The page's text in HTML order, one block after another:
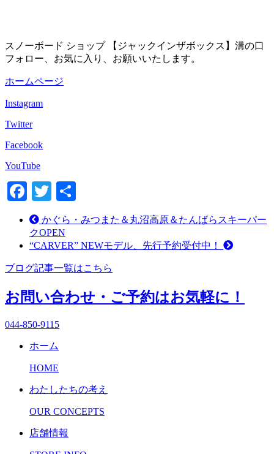
スノーボード ショップ 【ジャックインザボックス】溝の口
フォロー、お気に入り、お願いいたします。
ホームページ
Instagram
Twitter
Facebook
YouTube
Facebook
Twitter
有
かぐら・みつまた＆丸沼高原＆たんばらスキーパー
クOPEN
“CARVER” NEWモデル、先行予約受付中！
ブログ記事一覧はこちら
お問い合わせ・ご予約はお気軽に！
044-850-9115
ホーム
HOME
わたしたちの考え
OUR CONCEPTS
店舗情報